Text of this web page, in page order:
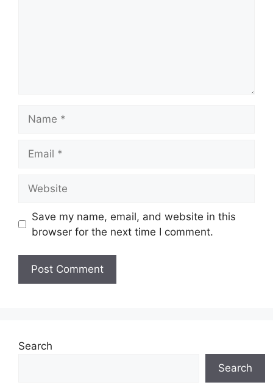
Save my name, email, and website in this
browser for the next time I comment.
Search
Search